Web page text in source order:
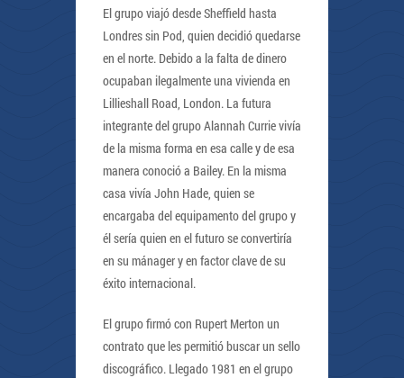
El grupo viajó desde Sheffield hasta
Londres sin Pod, quien decidió quedarse
en el norte. Debido a la falta de dinero
ocupaban ilegalmente una vivienda en
Lillieshall Road, London. La futura
integrante del grupo Alannah Currie vivía
de la misma forma en esa calle y de esa
manera conoció a Bailey. En la misma
casa vivía John Hade, quien se
encargaba del equipamento del grupo y
él sería quien en el futuro se convertiría
en su mánager y en factor clave de su
éxito internacional.
El grupo firmó con Rupert Merton un
contrato que les permitió buscar un sello
discográfico. Llegado 1981 en el grupo